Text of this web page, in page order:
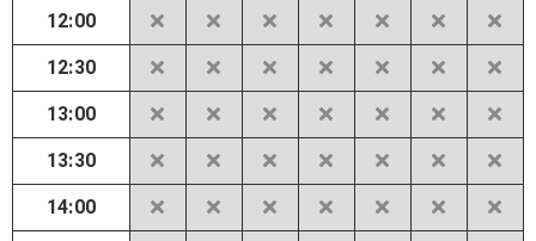
12:00
12:30
13:00
13:30
14:00